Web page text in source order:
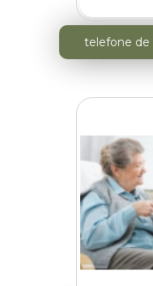
telefone de